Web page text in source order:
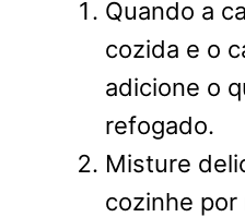
Quando a
cozida e o
adicione o
refogado.
Misture
cozinhe por